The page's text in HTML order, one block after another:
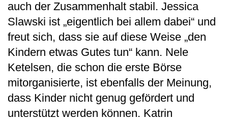
auch der Zusammenhalt stabil. Jessica
Slawski ist „eigentlich bei allem dabei“ und
freut sich, dass sie auf diese Weise „den
Kindern etwas Gutes tun“ kann. Nele
Ketelsen, die schon die erste Börse
mitorganisierte, ist ebenfalls der Meinung,
dass Kinder nicht genug gefördert und
unterstützt werden können. Katrin